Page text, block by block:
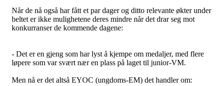
Når de nå også har fått et par dager og ditto relevante økter under
beltet er ikke mulighetene deres mindre når det drar seg mot
konkurranser de kommende dagene:
- Det er en gjeng som har lyst å kjempe om medaljer, med flere
løpere som var svært nær en plass på laget til junior-VM.
Men nå er det altså EYOC (ungdoms-EM) det handler om: